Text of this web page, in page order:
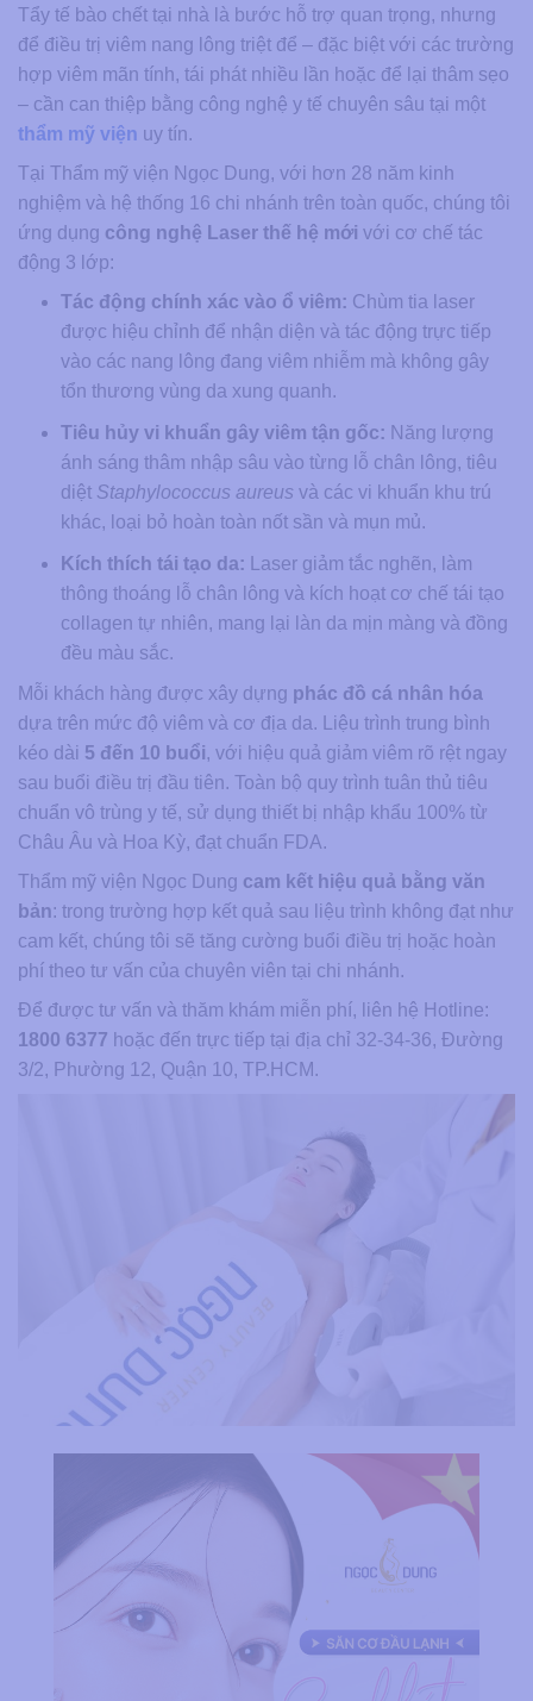
Tẩy tế bào chết tại nhà là bước hỗ trợ quan trọng, nhưng
để điều trị viêm nang lông triệt để – đặc biệt với các trường
hợp viêm mãn tính, tái phát nhiều lần hoặc để lại thâm sẹo
– cần can thiệp bằng công nghệ y tế chuyên sâu tại một
thẩm mỹ viện uy tín.
Tại Thẩm mỹ viện Ngọc Dung, với hơn 28 năm kinh
nghiệm và hệ thống 16 chi nhánh trên toàn quốc, chúng tôi
ứng dụng công nghệ Laser thế hệ mới với cơ chế tác
động 3 lớp:
Tác động chính xác vào ổ viêm: Chùm tia laser
được hiệu chỉnh để nhận diện và tác động trực tiếp
vào các nang lông đang viêm nhiễm mà không gây
tổn thương vùng da xung quanh.
Tiêu hủy vi khuẩn gây viêm tận gốc: Năng lượng
ánh sáng thâm nhập sâu vào từng lỗ chân lông, tiêu
diệt Staphylococcus aureus và các vi khuẩn khu trú
khác, loại bỏ hoàn toàn nốt sần và mụn mủ.
Kích thích tái tạo da: Laser giảm tắc nghẽn, làm
thông thoáng lỗ chân lông và kích hoạt cơ chế tái tạo
collagen tự nhiên, mang lại làn da mịn màng và đồng
đều màu sắc.
Mỗi khách hàng được xây dựng phác đồ cá nhân hóa
dựa trên mức độ viêm và cơ địa da. Liệu trình trung bình
kéo dài 5 đến 10 buổi, với hiệu quả giảm viêm rõ rệt ngay
sau buổi điều trị đầu tiên. Toàn bộ quy trình tuân thủ tiêu
chuẩn vô trùng y tế, sử dụng thiết bị nhập khẩu 100% từ
Châu Âu và Hoa Kỳ, đạt chuẩn FDA.
Thẩm mỹ viện Ngọc Dung cam kết hiệu quả bằng văn
bản: trong trường hợp kết quả sau liệu trình không đạt như
cam kết, chúng tôi sẽ tăng cường buổi điều trị hoặc hoàn
phí theo tư vấn của chuyên viên tại chi nhánh.
Để được tư vấn và thăm khám miễn phí, liên hệ Hotline:
1800 6377 hoặc đến trực tiếp tại địa chỉ 32-34-36, Đường
3/2, Phường 12, Quận 10, TP.HCM.